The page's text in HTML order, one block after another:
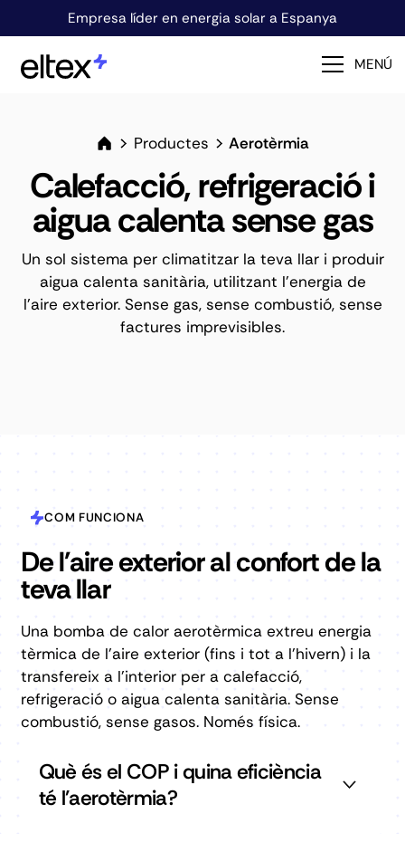
Empresa líder en energia solar a Espanya
MENÚ
Productes Aerotèrmia
Calefacció, refrigeració i
aigua calenta sense gas
Un sol sistema per climatitzar la teva llar i produir
aigua calenta sanitària, utilitzant l'energia de
l'aire exterior. Sense gas, sense combustió, sense
factures imprevisibles.
COM FUNCIONA
De l'aire exterior al confort de la
teva llar
Una bomba de calor aerotèrmica extreu energia
tèrmica de l'aire exterior (fins i tot a l'hivern) i la
transfereix a l'interior per a calefacció,
refrigeració o aigua calenta sanitària. Sense
combustió, sense gasos. Només física.
Què és el COP i quina eficiència
té l'aerotèrmia?